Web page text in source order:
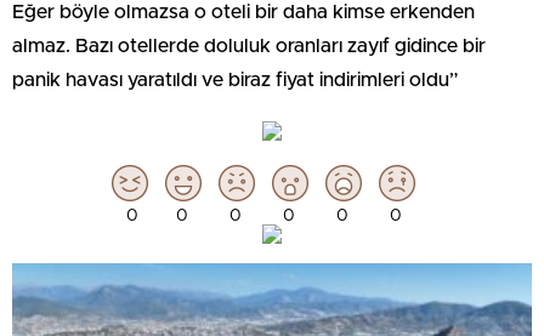
Eğer böyle olmazsa o oteli bir daha kimse erkenden
almaz. Bazı otellerde doluluk oranları zayıf gidince bir
panik havası yaratıldı ve biraz fiyat indirimleri oldu”
0 0 0 0 0 0